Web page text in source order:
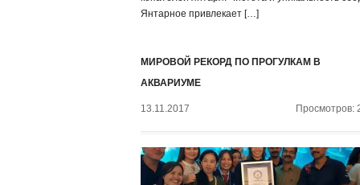
Янтарное привлекает […]
МИРОВОЙ РЕКОРД ПО ПРОГУЛКАМ В
АКВАРИУМЕ
13.11.2017 Просмотров: